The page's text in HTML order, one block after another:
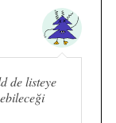
de listeye